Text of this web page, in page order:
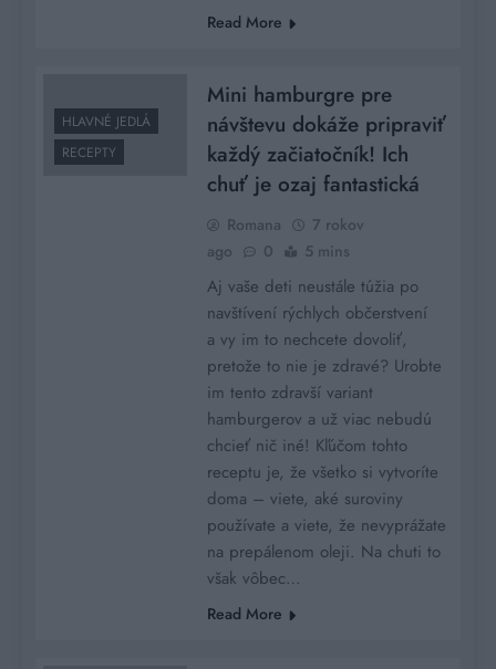
Read More
HLAVNÉ JEDLÁ
RECEPTY
Mini hamburgre pre
návštevu dokáže pripraviť
každý začiatočník! Ich
chuť je ozaj fantastická
Romana
7 rokov
ago
0 5 mins
Aj vaše deti neustále túžia po
navštívení rýchlych občerstvení
a vy im to nechcete dovoliť,
pretože to nie je zdravé? Urobte
im tento zdravší variant
hamburgerov a už viac nebudú
chcieť nič iné! Kľúčom tohto
receptu je, že všetko si vytvoríte
doma – viete, aké suroviny
používate a viete, že nevyprážate
na prepálenom oleji. Na chuti to
však vôbec…
Read More